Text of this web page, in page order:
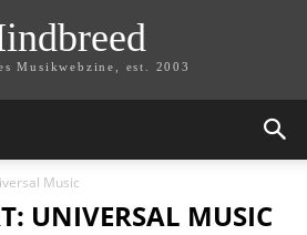
Musikwebzine, est. 2003
Music
UNIVERSAL MUSIC